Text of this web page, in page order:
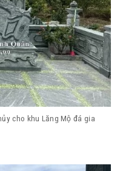
cho khu Lăng Mộ đá gia